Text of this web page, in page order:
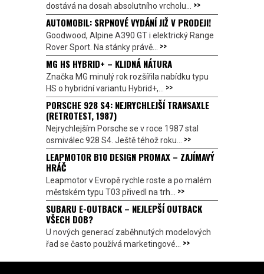
dostává na dosah absolutního vrcholu... >>
AUTOMOBIL: SRPNOVÉ VYDÁNÍ JIŽ V PRODEJI!
Goodwood, Alpine A390 GT i elektrický Range
Rover Sport. Na stánky právě... >>
MG HS HYBRID+ – KLIDNÁ NÁTURA
Značka MG minulý rok rozšířila nabídku typu
HS o hybridní variantu Hybrid+,... >>
PORSCHE 928 S4: NEJRYCHLEJŠÍ TRANSAXLE
(RETROTEST, 1987)
Nejrychlejším Porsche se v roce 1987 stal
osmiválec 928 S4. Ještě téhož roku... >>
LEAPMOTOR B10 DESIGN PROMAX – ZAJÍMAVÝ
HRÁČ
Leapmotor v Evropě rychle roste a po malém
městském typu T03 přivedl na trh... >>
SUBARU E-OUTBACK – NEJLEPŠÍ OUTBACK
VŠECH DOB?
U nových generací zaběhnutých modelových
řad se často používá marketingové... >>